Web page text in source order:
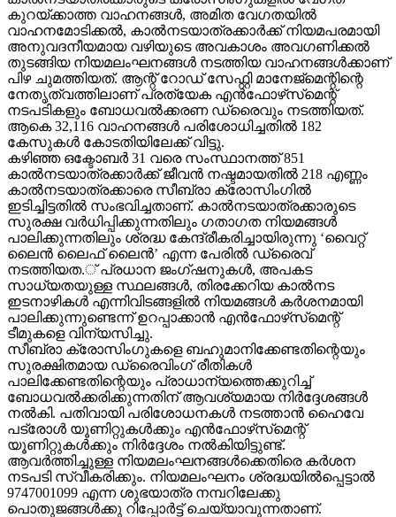
കുറയ്ക്കാത്ത വാഹനങ്ങള്‍, അമിത വേഗതയില്‍
വാഹനമോടിക്കല്‍, കാല്‍നടയാത്രക്കാര്‍ക്ക് നിയമപരമായി
അനുവദനീയമായ വഴിയുടെ അവകാശം അവഗണിക്കല്‍
തുടങ്ങിയ നിയമലംഘനങ്ങള്‍ നടത്തിയ വാഹനങ്ങള്‍ക്കാണ്
പിഴ ചുമത്തിയത്. ആന്റ് റോഡ് സേഫ്റ്റി മാനേജ്‌മെന്റിന്റെ
നേതൃത്വത്തിലാണ് പ്രത്യേക എന്‍ഫോഴ്‌സ്‌മെന്റ്
നടപടികളും ബോധവല്‍ക്കരണ ഡ്രൈവും നടത്തിയത്.
ആകെ 32,116 വാഹനങ്ങള്‍ പരിശോധിച്ചതില്‍ 182
കേസുകള്‍ കോടതിയിലേക്ക് വിട്ടു.
കഴിഞ്ഞ ഒക്ടോബര്‍ 31 വരെ സംസ്ഥാനത്ത് 851
കാല്‍നടയാത്രക്കാര്‍ക്ക് ജീവന്‍ നഷ്ടമായതില്‍ 218 എണ്ണം
കാല്‍നടയാത്രക്കാരെ സീബ്രാ ക്രോസിംഗില്‍
ഇടിച്ചിട്ടതില്‍ സംഭവിച്ചതാണ്. കാല്‍നടയാത്രക്കാരുടെ
സുരക്ഷ വര്‍ധിപ്പിക്കുന്നതിലും ഗതാഗത നിയമങ്ങള്‍
പാലിക്കുന്നതിലും ശ്രദ്ധ കേന്ദ്രീകരിച്ചായിരുന്നു ‘വൈറ്റ്
ലൈന്‍ ലൈഫ് ലൈന്‍’ എന്ന പേരില്‍ ഡ്രൈവ്
നടത്തിയത.് പ്രധാന ജംഗ്ഷനുകള്‍, അപകട
സാധ്യതയുള്ള സ്ഥലങ്ങള്‍, തിരക്കേറിയ കാല്‍നട
ഇടനാഴികള്‍ എന്നിവിടങ്ങളില്‍ നിയമങ്ങള്‍ കര്‍ശനമായി
പാലിക്കുന്നുണ്ടെന്ന് ഉറപ്പാക്കാന്‍ എന്‍ഫോഴ്‌സ്‌മെന്റ്
ടീമുകളെ വിന്യസിച്ചു.
സീബ്രാ ക്രോസിംഗുകളെ ബഹുമാനിക്കേണ്ടതിന്റെയും
സുരക്ഷിതമായ ഡ്രൈവിംഗ് രീതികള്‍
പാലിക്കേണ്ടതിന്റെയും പ്രാധാന്യത്തെക്കുറിച്ച്
ബോധവല്‍ക്കരിക്കുന്നതിന് ആവശ്യമായ നിര്‍ദ്ദേശങ്ങള്‍
നല്‍കി. പതിവായി പരിശോധനകള്‍ നടത്താന്‍ ഹൈവേ
പട്രോള്‍ യൂണിറ്റുകള്‍ക്കും എന്‍ഫോഴ്‌സ്‌മെന്റ്
യൂണിറ്റുകള്‍ക്കും നിര്‍ദ്ദേശം നല്‍കിയിട്ടുണ്ട്.
ആവര്‍ത്തിച്ചുള്ള നിയമലംഘനങ്ങള്‍ക്കെതിരെ കര്‍ശന
നടപടി സ്വീകരിക്കും. നിയമലംഘനം ശ്രദ്ധയില്‍പ്പെട്ടാല്‍
9747001099 എന്ന ശുഭയാത്ര നമ്പറിലേക്കു
പൊതുജങ്ങള്‍ക്കു റിപ്പോര്‍ട്ട് ചെയ്യാവുന്നതാണ്.